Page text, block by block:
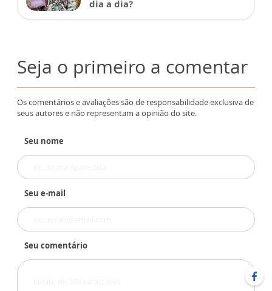
dia a dia?
Seja o primeiro a comentar
Os comentários e avaliações são de responsabilidade exclusiva de
seus autores e não representam a opinião do site.
Seu nome
Seu e-mail
Seu comentário